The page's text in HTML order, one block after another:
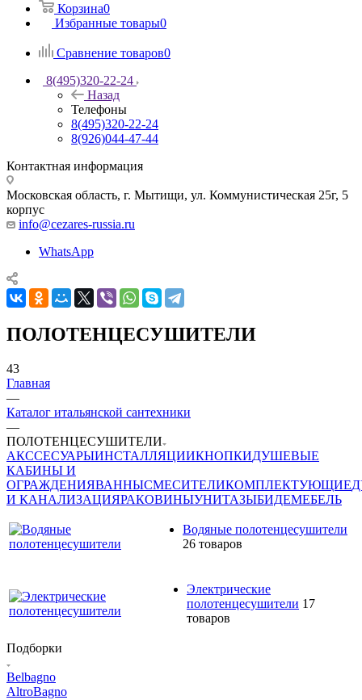
Корзина0
Избранные товары0
Сравнение товаров0
8(495)320-22-24
Назад
Телефоны
8(495)320-22-24
8(926)044-47-44
Контактная информация
Московская область, г. Мытищи, ул. Коммунистическая 25г, 5
корпус
info@cezares-russia.ru
WhatsApp
ПОЛОТЕНЦЕСУШИТЕЛИ
43
Главная
—
Каталог итальянской сантехники
—
ПОЛОТЕНЦЕСУШИТЕЛИ
АКССЕСУАРЫИНСТАЛЛЯЦИИКНОПКИДУШЕВЫЕ
КАБИНЫ И
ОГРАЖДЕНИЯВАННЫСМЕСИТЕЛИКОМПЛЕКТУЮЩИЕ
И КАНАЛИЗАЦИЯРАКОВИНЫУНИТАЗЫБИДЕМЕБЕЛЬ
Водяные полотенцесушители
26 товаров
Электрические
полотенцесушители 17
товаров
Подборки
Belbagno
AltroBagno